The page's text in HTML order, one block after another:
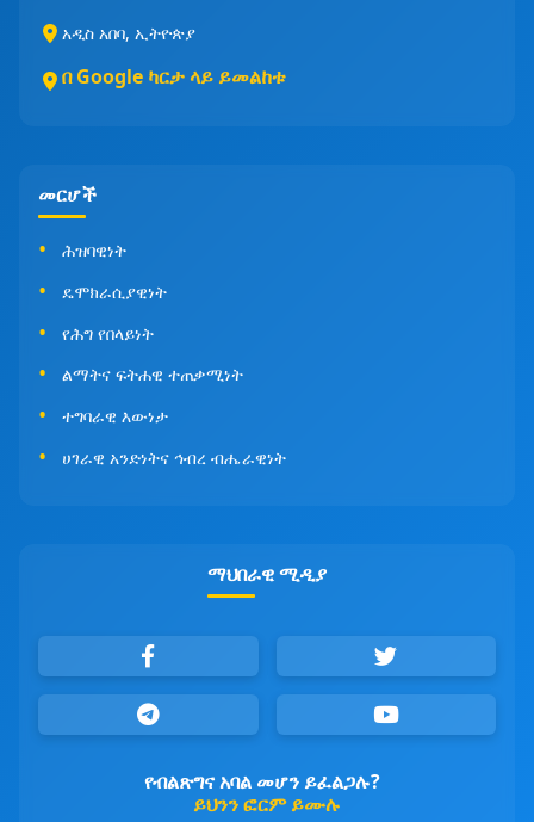
አዲስ አበባ, ኢትዮጵያ
በ Google ካርታ ላይ ይመልከቱ
መርሆች
ሕዝባዊነት
ዴሞክራሲያዊነት
የሕግ የበላይነት
ልማትና ፍትሐዊ ተጠቃሚነት
ተግባራዊ እውነታ
ሀገራዊ አንድነትና ኅብረ ብሔራዊነት
ማህበራዊ ሚዲያ
የብልጽግና አባል መሆን ይፈልጋሉ?
ይህንን ፎርም ይሙሉ